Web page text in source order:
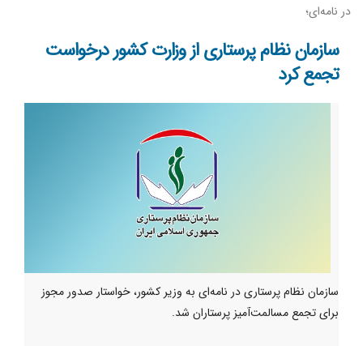
در نامه‌ای؛
سازمان نظام پرستاری از وزارت کشور درخواست
تجمع کرد
سازمان نظام پرستاری در نامه‌ای به وزیر کشور، خواستار صدور مجوز
برای تجمع مسالمت‌آمیز پرستاران شد.